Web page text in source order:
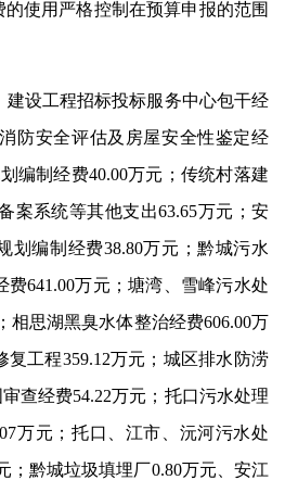
的使用严格控制在预算申报的范围
建设工程招标投标服务中心包干经
防安全评估及房屋安全性鉴定经
编制经费40.00万元；传统村落建
案系统等其他支出63.65万元；安
划编制经费38.80万元；黔城污水
641.00万元；塘湾、雪峰污水处
相思湖黑臭水体整治经费606.00万
复工程359.12万元；城区排水防涝
查经费54.22万元；托口污水处理
万元；托口、江市、沅河污水处
；黔城垃圾填埋厂0.80万元、安江